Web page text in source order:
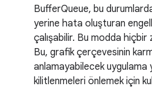
BufferQueue, bu
yerine hata oluşturan
çalışabilir. Bu modda hiçbir
Bu, grafik çerçevesinin
anlamayabilecek uygulama
kilitlenmeleri önlemek için